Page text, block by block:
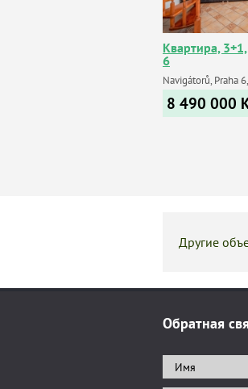
Квартира,
6
Navigátorů, Praha
8 490 000
Другие
Обратная